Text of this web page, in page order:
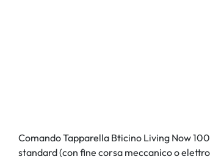
Comando Tapparella Bticino Living Now
standard (con fine corsa meccanico o